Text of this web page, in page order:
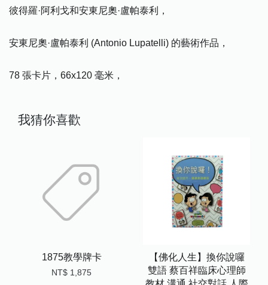
彼得羅·阿利戈和安東尼奧·盧帕泰利，
安東尼奧·盧帕泰利 (Antonio Lupatelli) 的藝術作品，
78 張卡片，66x120 毫米，
我猜你喜歡
1875教學牌卡
NT$ 1,875
【佛化人生】換你說囉
雙語 蔡百祥臨床心理師